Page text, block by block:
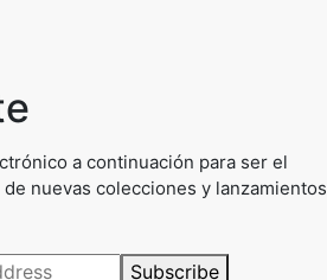
a continuación para ser el
nuevas colecciones y lanzamientos
Subscribe